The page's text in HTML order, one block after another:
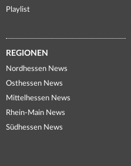
Playlist
REGIONEN
Nordhessen News
Osthessen News
Mittelhessen News
Rhein-Main News
Südhessen News